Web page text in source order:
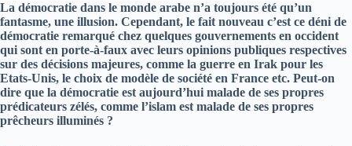
La démocratie dans le monde arabe n’a toujours été qu’un
fantasme, une illusion. Cependant, le fait nouveau c’est ce déni de
démocratie remarqué chez quelques gouvernements en occident
qui sont en porte-à-faux avec leurs opinions publiques respectives
sur des décisions majeures, comme la guerre en Irak pour les
Etats-Unis, le choix de modèle de société en France etc. Peut-on
dire que la démocratie est aujourd’hui malade de ses propres
prédicateurs zélés, comme l’islam est malade de ses propres
prêcheurs illuminés ?